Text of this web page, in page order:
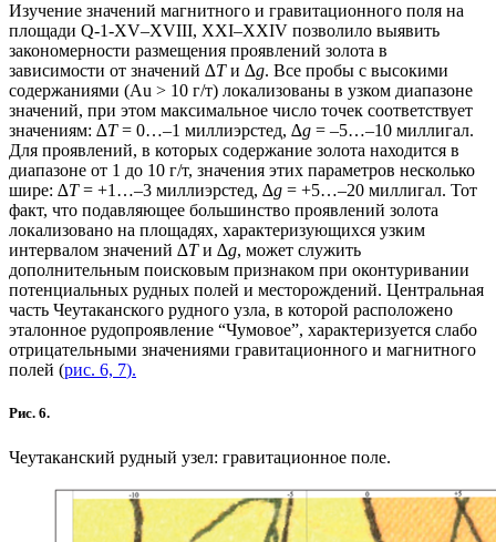
Изучение значений магнитного и гравитационного поля на
площади Q-1-XV–XVIII, XXI–XXIV позволило выявить
закономерности размещения проявлений золота в
зависимости от значений ∆Ти ∆g. Все пробы с высокими
содержаниями (Au > 10 г/т) локализованы в узком диапазоне
значений, при этом максимальное число точек соответствует
значениям: ∆Т= 0…–1 миллиэрстед, ∆g = –5…–10 миллигал.
Для проявлений, в которых содержание золота находится в
диапазоне от 1 до 10 г/т, значения этих параметров несколько
шире: ∆Т= +1…–3 миллиэрстед, ∆g = +5…–20 миллигал. Тот
факт, что подавляющее большинство проявлений золота
локализовано на площадях, характеризующихся узким
интервалом значений ∆Ти ∆g, может служить
дополнительным поисковым признаком при оконтуривании
потенциальных рудных полей и месторождений. Центральная
часть Чеутаканского рудного узла, в которой расположено
эталонное рудопроявление “Чумовое”, характеризуется слабо
отрицательными значениями гравитационного и магнитного
полей (рис. 6, 7).
Рис. 6.
Чеутаканский рудный узел: гравитационное поле.